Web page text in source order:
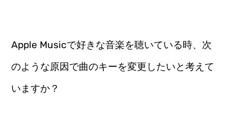
Apple Musicで好きな音楽を聴いている時、次
のような原因で曲のキーを変更したいと考えて
いますか？